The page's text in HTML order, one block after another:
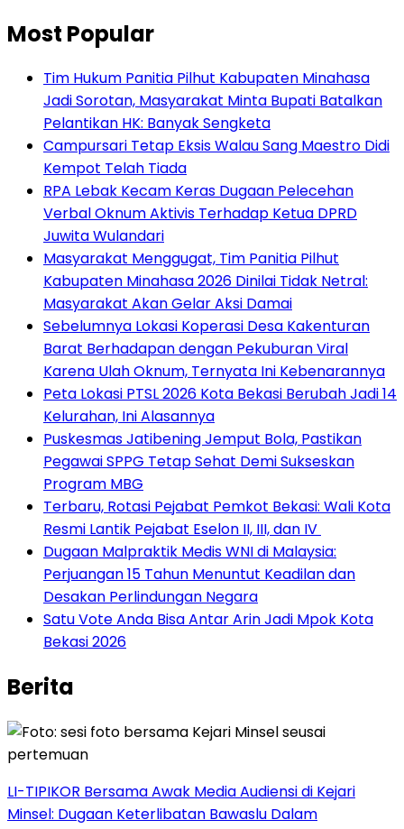
Most Popular
Tim Hukum Panitia Pilhut Kabupaten Minahasa
Jadi Sorotan, Masyarakat Minta Bupati Batalkan
Pelantikan HK: Banyak Sengketa
Campursari Tetap Eksis Walau Sang Maestro Didi
Kempot Telah Tiada
RPA Lebak Kecam Keras Dugaan Pelecehan
Verbal Oknum Aktivis Terhadap Ketua DPRD
Juwita Wulandari
Masyarakat Menggugat, Tim Panitia Pilhut
Kabupaten Minahasa 2026 Dinilai Tidak Netral:
Masyarakat Akan Gelar Aksi Damai
Sebelumnya Lokasi Koperasi Desa Kakenturan
Barat Berhadapan dengan Pekuburan Viral
Karena Ulah Oknum, Ternyata Ini Kebenarannya
Peta Lokasi PTSL 2026 Kota Bekasi Berubah Jadi 14
Kelurahan, Ini Alasannya
Puskesmas Jatibening Jemput Bola, Pastikan
Pegawai SPPG Tetap Sehat Demi Sukseskan
Program MBG
‎Terbaru, Rotasi Pejabat Pemkot Bekasi: Wali Kota
Resmi Lantik Pejabat Eselon II, III, dan IV ‎
‎Dugaan Malpraktik Medis WNI di Malaysia:
Perjuangan 15 Tahun Menuntut Keadilan dan
Desakan Perlindungan Negara
Satu Vote Anda Bisa Antar Arin Jadi Mpok Kota
Bekasi 2026
Berita
LI-TIPIKOR Bersama Awak Media Audiensi di Kejari
Minsel: Dugaan Keterlibatan Bawaslu Dalam